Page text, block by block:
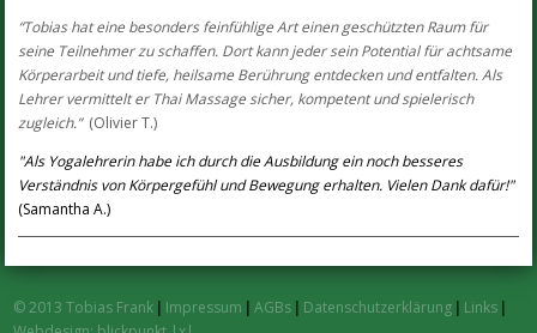
“Tobias hat eine besonders feinfühlige Art einen geschützten Raum für
seine Teilnehmer zu schaffen. Dort kann jeder sein Potential für achtsame
Körperarbeit und tiefe, heilsame Berührungentdecken und entfalten. Als
Lehrer vermittelt er Thai Massage sicher, kompetent und spielerisch
zugleich.”(Olivier T.)
"Als Yogalehrerin habe ich durch die Ausbildung ein noch besseres
Verständnis von Körpergefühl und Bewegung erhalten. Vielen Dank dafür!"
(Samantha A.)
© 2013 Tobias Frank | Impressum | AGBs | Datenschutzerklärung | Links |